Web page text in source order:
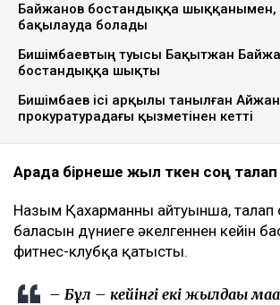
Байжанов бостандыққа
бақылауда болады
Бишімбаевтың туысы Бақытжан
бостандыққа шықты
Бишімбаев ісі арқылы танылған
прокуратурадағы қызметінен кетті
Арада бірнеше жыл өткен соң
Назым Қахарманның айтуынша, талап
баласын дүниеге әкелгеннен кейін
фитнес-клубқа қатысты.
– Бұл – кейінгі екі жылдағы